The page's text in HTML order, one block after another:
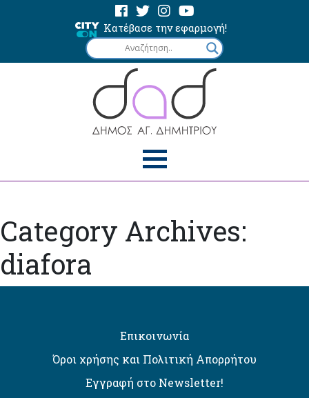
Κατέβασε την εφαρμογή!
Category Archives:
diafora
Επικοινωνία
Όροι χρήσης και Πολιτική Απορρήτου
Εγγραφή στο Newsletter!